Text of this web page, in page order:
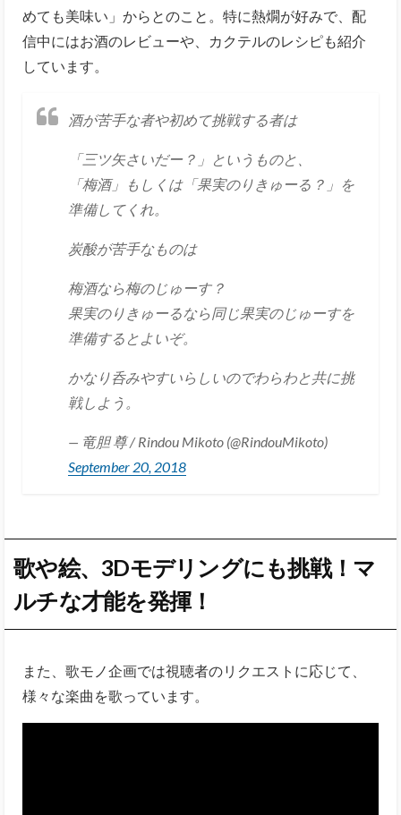
めても美味い」からとのこと。特に熱燗が好みで、配
信中にはお酒のレビューや、カクテルのレシピも紹介
しています。
酒が苦手な者や初めて挑戦する者は
「三ツ矢さいだー？」というものと、
「梅酒」もしくは「果実のりきゅーる？」を
準備してくれ。
炭酸が苦手なものは
梅酒なら梅のじゅーす？
果実のりきゅーるなら同じ果実のじゅーすを
準備するとよいぞ。
かなり呑みやすいらしいのでわらわと共に挑
戦しよう。
— 竜胆 尊 / Rindou Mikoto (@RindouMikoto)
September 20, 2018
歌や絵、3Dモデリングにも挑戦！マ
ルチな才能を発揮！
また、歌モノ企画では視聴者のリクエストに応じて、
様々な楽曲を歌っています。